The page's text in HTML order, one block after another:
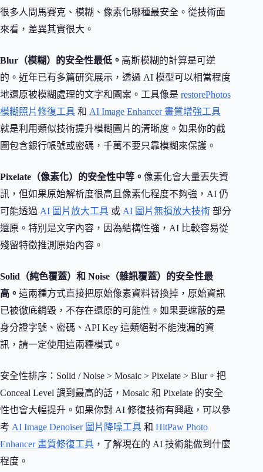
很多人問馬賽克、模糊、像素化哪種最安全。從技術面
來看，差異其實很大。
Blur（模糊）的安全性最低。 高斯模糊的計算是可逆
的。近年已有多篇研究展示，透過 AI 模型可以相當程度
地還原被模糊處理的文字和圖案。工具像是 restorePhotos
模糊照片修復工具 和 AI Image Enhancer 畫質增強工具
就是利用類似技術提升模糊圖片的清晰度。如果你的截
圖包含銀行帳號或密碼，千萬不要只靠模糊來保護。
Pixelate（像素化）的安全性中等。 像素化會大量丟失資
訊，但如果原始解析度很高且像素化程度不夠強，AI 仍
可能透過 AI 圖片放大工具 或 AI 圖片無損放大技術 部分
還原。特別是文字內容，因為結構性強，AI 比較容易從
殘留特徵推測原始內容。
Solid（純色覆蓋）和 Noise（雜訊覆蓋）的安全性最
高。 這兩種方式直接把原始像素資料替換掉，原始資訊
已被徹底銷毀，不存在還原的可能性。如果要遮蔽的是
身分證字號、密碼、API Key 這類絕對不能洩漏的資
訊，請一定使用這兩種模式。
安全性排序：Solid / Noise > Mosaic > Pixelate > Blur。把
Conceal Level 調到最高的話，Mosaic 和 Pixelate 的安全
性也會大幅提升。如果你對 AI 修復技術有興趣，可以參
考 AI Image Denoiser 圖片降噪工具 和 HitPaw Photo
Enhancer 畫質修復工具 ，了解現在的 AI 技術能做到什麼
程度。